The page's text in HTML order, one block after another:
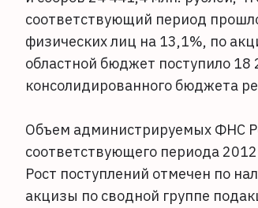
соответствующий период
физических лиц на 13,1%, по
областной бюджет поступило
консолидированного бюджета
Объем администрируемых ФНС
соответствующего периода
Рост поступлений отмечен по
акцизы по сводной группе